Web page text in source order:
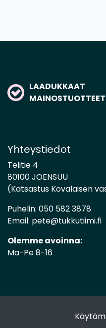
LAADUKKAAT
MAINOSTUOTTEET
Yhteystiedot
Telitie 4
80100 JOENSUU
(Katsastus Kovalaisen
Puhelin: 050 582 3878
Email: pete@tukkutiimi.fi
Olemme avoinna:
Ma-Pe 8-16